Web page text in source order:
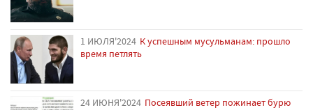
1 ИЮЛЯ'2024 К успешным мусульманам: прошло
время петлять
24 ИЮНЯ'2024 Посеявший ветер пожинает бурю